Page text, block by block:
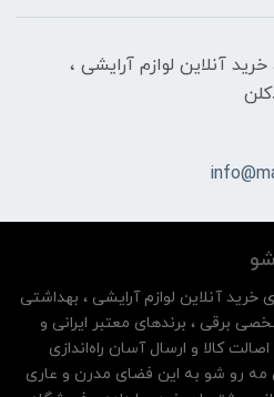
آنلاین لوازم آرایشی ،
خرید آنلاین لوازم آرایشی ، بهداشتی
برقی ، برندهای معتبر ایرانی و
کالا و ارسال آسان راه‌اندازی
مه رو شو به این فضای مدرن و عاری